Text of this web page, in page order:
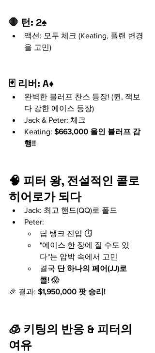
🛑 턴: 2♠
액션: 모두 체크 (Keating, 플랜 변경
을 고민)
🃏 리버: A♦
완벽한 블러프 찬스 등장! (퀸, 잭보
다 강한 에이스 등장)
Jack & Peter: 체크
Keating: $663,000 올인 블러프 감
행!!
🧠 피터 왕, 전설적인 콜로
히어로가 되다
Jack: 최고 핸드(QQ)로 폴드
Peter:
딥 탱크 진입 ⏱️
"에이스 한 장에 질 수도 있
다"는 압박 속에서 고민
결국 단 하나의 페어(JJ)로
콜! 😱
🎉 결과: $1,950,000 팟 승리!
🧊 키팅의 반응 & 피터의
여유